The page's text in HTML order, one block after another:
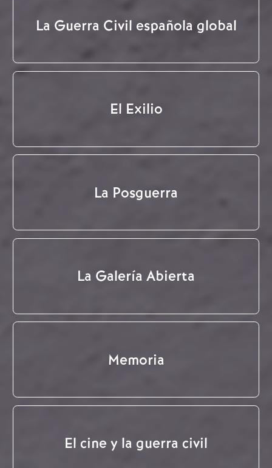
La Guerra Civil española global
El Exilio
La Posguerra
La Galería Abierta
Memoria
El cine y la guerra civil